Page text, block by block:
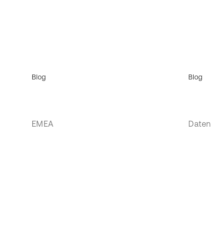
Blog
EMEA
Blog
Daten